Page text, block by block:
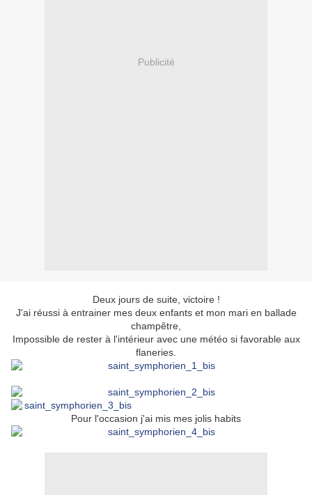
Publicité
Deux jours de suite, victoire !
J'ai réussi à entrainer mes deux enfants et mon mari en ballade
champêtre,
Impossible de rester à l'intérieur avec une météo si favorable aux
flaneries.
Pour l'occasion j'ai mis mes jolis habits